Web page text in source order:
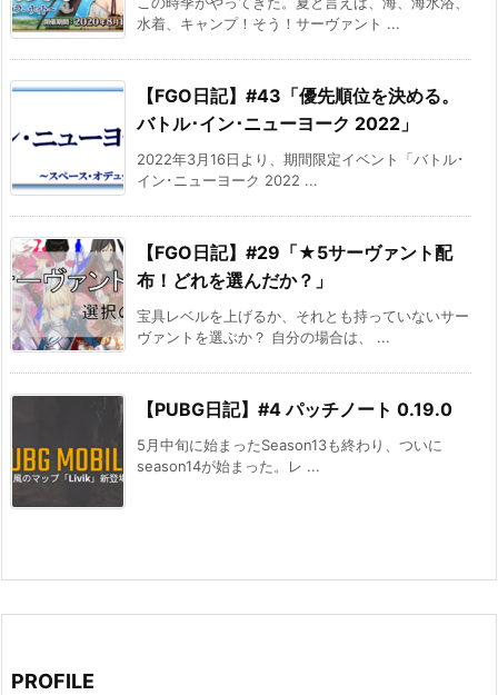
水着、キャンプ！そう！サーヴァント ...
【FGO日記】#43「優先順位を決める。
バトル･イン･ニューヨーク 2022」
2022年3月16日より、期間限定イベント「バトル･
イン･ニューヨーク 2022 ...
【FGO日記】#29「★5サーヴァント配
布！どれを選んだか？」
宝具レベルを上げるか、それとも持っていないサー
ヴァントを選ぶか？ 自分の場合は、 ...
【PUBG日記】#4 パッチノート 0.19.0
5月中旬に始まったSeason13も終わり、ついに
season14が始まった。レ ...
PROFILE